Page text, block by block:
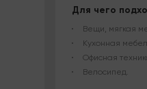
Для чего
Вещи, мягкая
Кухонная
Офисная
Велосипед.